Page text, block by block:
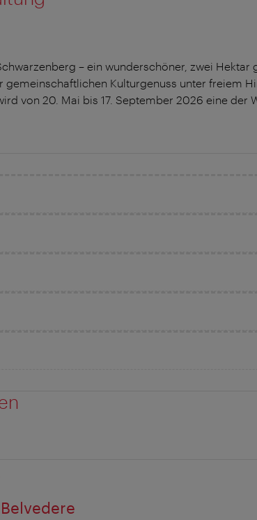
– ein wunderschöner, zwei
gemeinschaftlichen Kulturgenuss unter freiem
von 20. Mai bis 17. September 2026 eine der